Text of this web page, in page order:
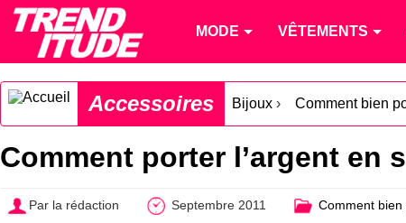
MODE VÊTEMENTS
Accessoires Bijoux › Comment bien
Comment porter l’argent en
Par la rédaction Septembre 2011 Comment